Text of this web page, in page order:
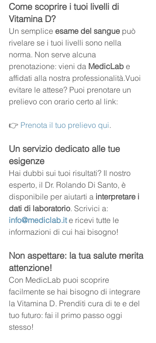
Come scoprire i tuoi livelli di
Vitamina D?
Un semplice esame del sangue può
rivelare se i tuoi livelli sono nella
norma. Non serve alcuna
prenotazione: vieni da MedicLab e
affidati alla nostra professionalità.Vuoi
evitare le attese? Puoi prenotare un
prelievo con orario certo al link:
👉 Prenota il tuo prelievo qui.
Un servizio dedicato alle tue
esigenze
Hai dubbi sui tuoi risultati? Il nostro
esperto, il Dr. Rolando Di Santo, è
disponibile per aiutarti a interpretare i
dati di laboratorio. Scrivici a:
info@mediclab.it e ricevi tutte le
informazioni di cui hai bisogno!
Non aspettare: la tua salute merita
attenzione!
Con MedicLab puoi scoprire
facilmente se hai bisogno di integrare
la Vitamina D. Prenditi cura di te e del
tuo futuro: fai il primo passo oggi
stesso!